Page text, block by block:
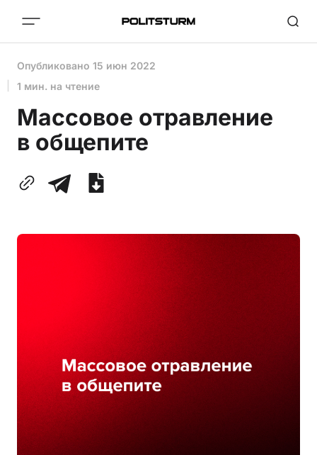
Опубликовано 15 июн 2022
1 мин. на чтение
Массовое отравление
в общепите